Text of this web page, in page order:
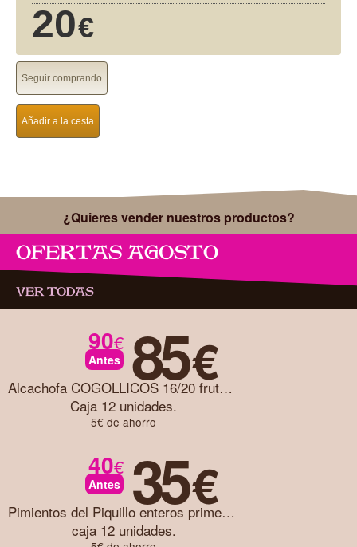
20€
Seguir comprando
Añadir a la cesta
¿Quieres vender nuestros productos?
OFERTAS AGOSTO
VER TODAS
90€
Antes 85€ Alcachofa COGOLLICOS 16/20 frutos caja 12 unidades
Caja 12 unidades.
5€ de ahorro
40€
Antes 35€ Pimientos del Piquillo enteros primera caja 12 unidades
caja 12 unidades.